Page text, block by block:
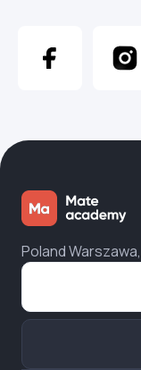
Poland